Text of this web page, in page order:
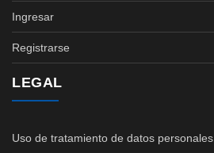
Ingresar
Registrarse
LEGAL
Uso de tratamiento de datos personales